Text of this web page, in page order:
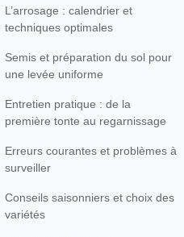
L’arrosage : calendrier et
techniques optimales
Semis et préparation du sol pour
une levée uniforme
Entretien pratique : de la
première tonte au regarnissage
Erreurs courantes et problèmes à
surveiller
Conseils saisonniers et choix des
variétés